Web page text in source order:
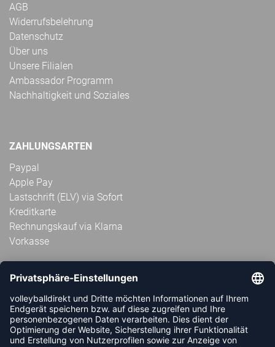
AGB
Widerrufsbelehrung
Datenschutz
Über uns
Unsere Filialen
Ambassador Programm
Nachhaltigkeit und Soziales
ZAHLUNGSARTEN
Paypal
Apple Pay
Lastschrift (ELV) via Sofort
Kreditkarte
Rechnungskauf via Klarna
Vorkasse
ABONNIERE JETZT DEN KOSTENLOSEN
VOLLEYBALLDIREKT-NEWSLETTER UND VERPASSE KEINE
NEUIGKEIT ODER AKTION MEHR.
JETZT ANMELDEN